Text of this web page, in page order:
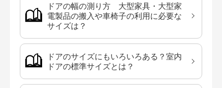
ドアの幅の測り方 大型家具・大型家
電製品の搬入や車椅子の利用に必要な
サイズは？
ドアのサイズにもいろいろある？室内
ドアの標準サイズとは？